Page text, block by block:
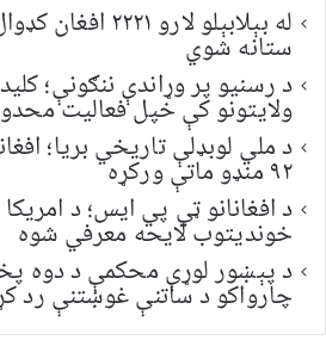
له بېلابېلو لارو
ستانه شوي
د رسنیو پر وړاندې ننګونې؛
ولایتونو کې خپل فعالیت
د ملي لوبډلې تاریخي بریا؛
۹۲ منډو ماتې ورکړه
د افغانانو ټي پي ایس؛ د
خونديتوب لایحه معرفي شوه
د پېښور لوړې محکمې د دوه
چارواکو د ساتنې غوښتنې رد